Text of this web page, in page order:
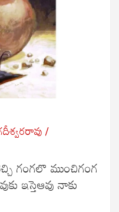
గంగలొ ముంచిగంగ
ఇస్తెఆవు నాకు